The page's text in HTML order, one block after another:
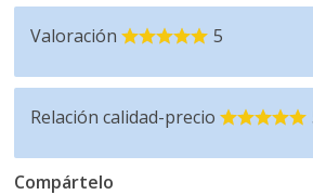
Valoración 5
Relación calidad-precio
Compártelo